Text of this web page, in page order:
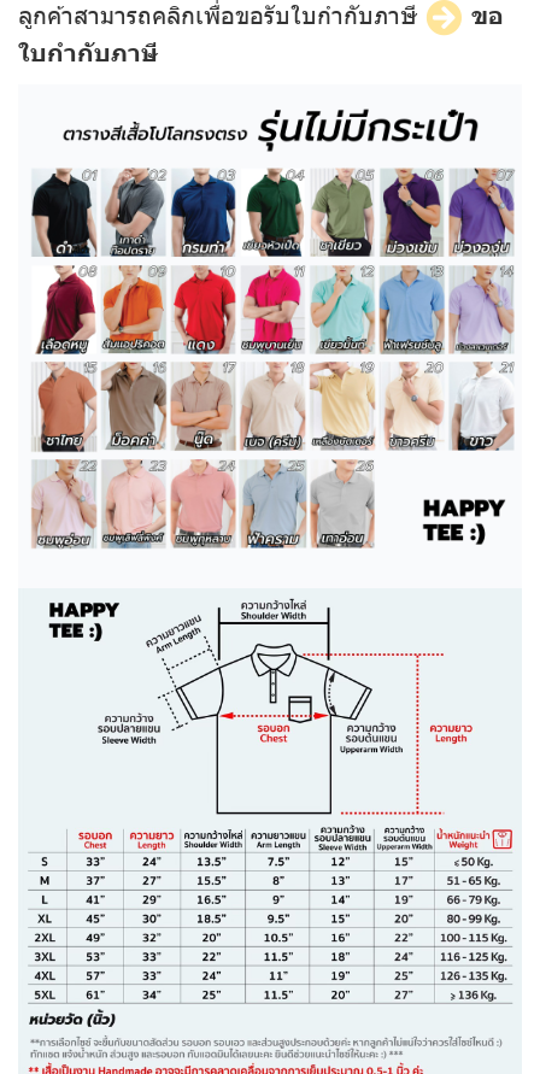
ลูกค้าสามารถคลิกเพื่อขอรับใบกำกับภาษี
ขอ
ใบกำกับภาษี